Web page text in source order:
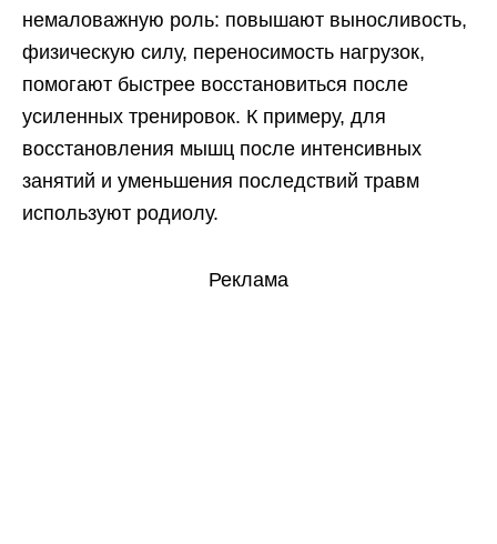
немаловажную роль: повышают выносливость,
физическую силу, переносимость нагрузок,
помогают быстрее восстановиться после
усиленных тренировок. К примеру, для
восстановления мышц после интенсивных
занятий и уменьшения последствий травм
используют родиолу.
Реклама